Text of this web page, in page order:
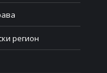
регион